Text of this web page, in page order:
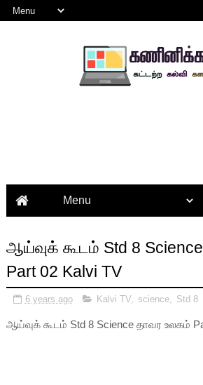
ஆய்வுக் கூடம் Std 8
Part 02 Kalvi TV
6 years ago Kalvi TV, science, Std 8
ஆய்வுக் கூடம் Std 8 Science தாவர உலகம்